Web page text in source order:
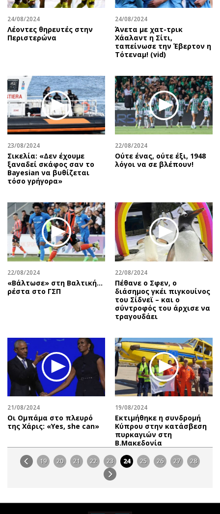
24/08/2024
Λέοντες θηρευτές στην
Περιστερώνα
24/08/2024
Άνετα με χατ-τρικ
Χάαλαντ η Σίτι,
ταπείνωσε την Έβερτον η
Τότεναμ! (vid)
23/08/2024
Σικελία: «Δεν έχουμε
ξαναδεί σκάφος σαν το
Bayesian να βυθίζεται
τόσο γρήγορα»
22/08/2024
Ούτε ένας, ούτε έξι, 1948
λόγοι να σε βλέπουν!
22/08/2024
«Βάλτωσε» στη Βαλτική...
ρέστα στο ΓΣΠ
22/08/2024
Πέθανε ο Σφεν, ο
διάσημος γκέι πιγκουίνος
του Σίδνεϊ – και ο
σύντροφός του άρχισε να
τραγουδάει
21/08/2024
Οι Ομπάμα στο πλευρό
της Χάρις: «Yes, she can»
19/08/2024
Εκτιμήθηκε η συνδρομή
Κύπρου στην κατάσβεση
πυρκαγιών στη
Β.Μακεδονία
19 20 21 22 23 24 25 26 27 28